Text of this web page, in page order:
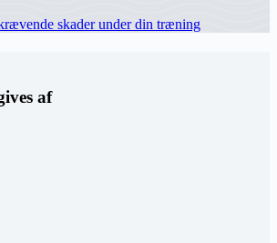
skader under din træning
af